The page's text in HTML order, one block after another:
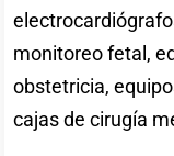
monitoreo fetal,
obstetricia,
cajas de cirugía